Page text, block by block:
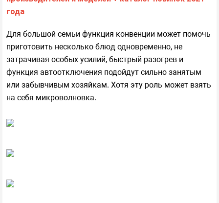
Для большой семьи функция конвенции может помочь
приготовить несколько блюд одновременно, не
затрачивая особых усилий, быстрый разогрев и
функция автоотключения подойдут сильно занятым
или забывчивым хозяйкам. Хотя эту роль может взять
на себя микроволновка.